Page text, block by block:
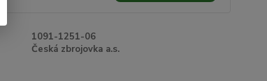
1091-1251-06
Česká zbrojovka a.s.